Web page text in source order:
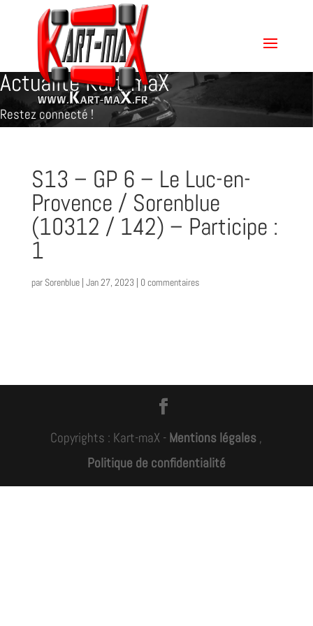
Actualité Kart-maX
Restez connecté !
S13 – GP 6 – Le Luc-en-
Provence / Sorenblue
(10312 / 142) – Participe :
1
par Sorenblue| Jan 27, 2023| 0 commentaires
Copyrights : Kart-maX - Mentions légales ,
Politique de confidentialité